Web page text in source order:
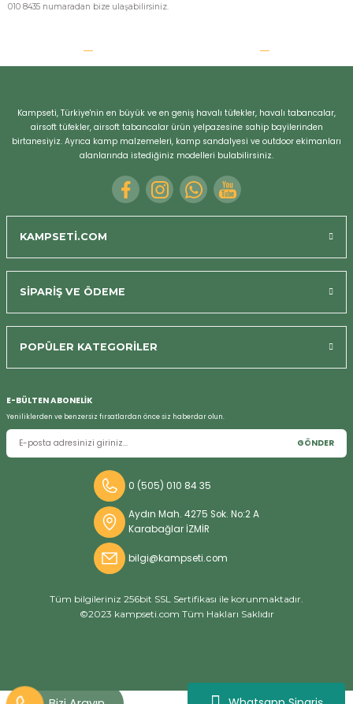
010 8435 numaradan bize ulaşabilirsiniz.
Kampseti, Türkiye'nin en büyük ve en geniş havalı tüfekler, havalı tabancalar,
airsoft tüfekler, airsoft tabancalar ürün yelpazesine sahip bayilerinden
birtanesiyiz. Ayrıca kamp malzemeleri, kamp sandalyesi ve outdoor ekimanları
alanlarında istediğiniz modelleri bulabilirsiniz.
KAMPSETİ.COM
SİPARİŞ VE ÖDEME
POPÜLER KATEGORİLER
E-BÜLTEN ABONELİK
Yeniliklerden ve benzersiz fırsatlardan önce siz haberdar olun.
GÖNDER
0 (505) 010 84 35
Aydın Mah. 4275 Sok. No:2 A
Karabağlar İZMİR
bilgi@kampseti.com
Tüm bilgileriniz 256bit SSL Sertifikası ile korunmaktadır.
©2023 kampseti.com Tüm Hakları Saklıdır
Bizi Arayın